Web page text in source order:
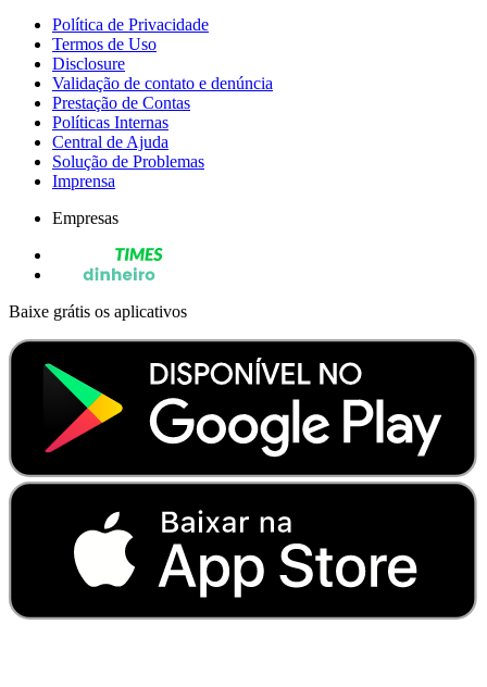
Política de Privacidade
Termos de Uso
Disclosure
Validação de contato e denúncia
Prestação de Contas
Políticas Internas
Central de Ajuda
Solução de Problemas
Imprensa
Empresas
Baixe grátis os aplicativos